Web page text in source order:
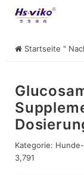
Startseite "
Kategorie:
3,791